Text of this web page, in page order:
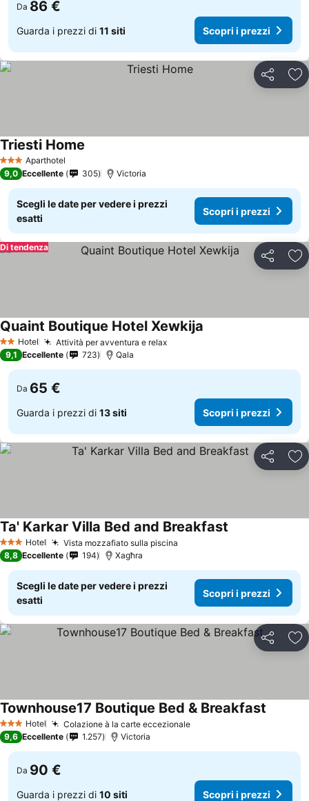
Da 86 €
Guarda i prezzi di 11 siti Scopri i prezzi
Condividi
3 StelleAparthotel
Triesti Home
9,0 Eccellente 305 Victoria
Scegli le date per vedere i prezzi
esatti
Scopri i prezzi
Condividi
Di tendenza
2 StelleHotel Attività per avventura e relax
Quaint Boutique Hotel Xewkija
9,1 Eccellente 723 Qala
Da 65 €
Guarda i prezzi di 13 siti Scopri i prezzi
Condividi
3 StelleHotel Vista mozzafiato sulla piscina
Ta' Karkar Villa Bed and Breakfast
8,8 Eccellente 194 Xagħra
Scegli le date per vedere i prezzi
esatti
Scopri i prezzi
Condividi
3 StelleHotel Colazione à la carte eccezionale
Townhouse17 Boutique Bed & Breakfast
9,6 Eccellente 1.257 Victoria
Da 90 €
Guarda i prezzi di 10 siti Scopri i prezzi